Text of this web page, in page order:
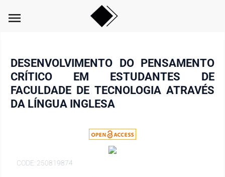
menu
DESENVOLVIMENTO DO PENSAMENTO
CRÍTICO EM ESTUDANTES DE
FACULDADE DE TECNOLOGIA ATRAVÉS
DA LÍNGUA INGLESA
CODE: 250819874